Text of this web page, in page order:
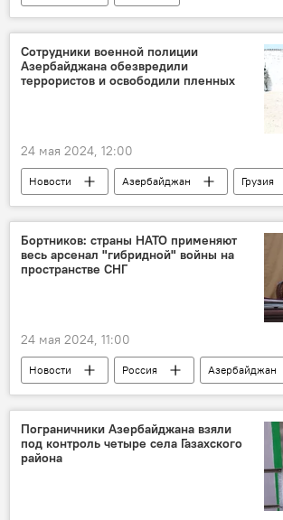
Глава исполкома СНГ Сергей Лебедев
Антитеррористический Центр СНГ
Совет
Безопасность
Борьба с терроризмом
Сотрудники военной полиции
Азербайджана обезвредили
террористов и освободили пленных
24 мая 2024, 12:00
Новости Азербайджан
Грузия
Минобороны АР
учения
Борьба с терроризмом
пленные
Бортников: страны НАТО применяют
весь арсенал "гибридной" войны на
пространстве СНГ
24 мая 2024, 11:00
Новости Россия
Азербайджан
СНГ
ФСБ
СГБ
Александр Бортников
Борьба с терроризмом
Пограничники Азербайджана взяли
под контроль четыре села Газахского
района